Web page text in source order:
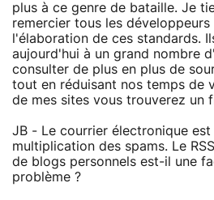
plus à ce genre de bataille. Je
remercier tous les
l'élaboration de ces standards.
aujourd'hui à un grand nombre
consulter de plus en plus de
tout en réduisant nos temps de
de mes sites vous trouverez un
JB - Le courrier électronique est
multiplication des spams. Le
de blogs personnels est-il une
problème ?